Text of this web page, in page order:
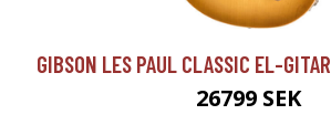
GIBSON LES PAUL CLASSIC EL-
26799 SEK